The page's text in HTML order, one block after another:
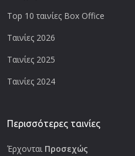
Top 10 ταινίες Box Office
Ταινίες 2026
Ταινίες 2025
Ταινίες 2024
Περισσότερες ταινίες
Έρχονται Προσεχώς